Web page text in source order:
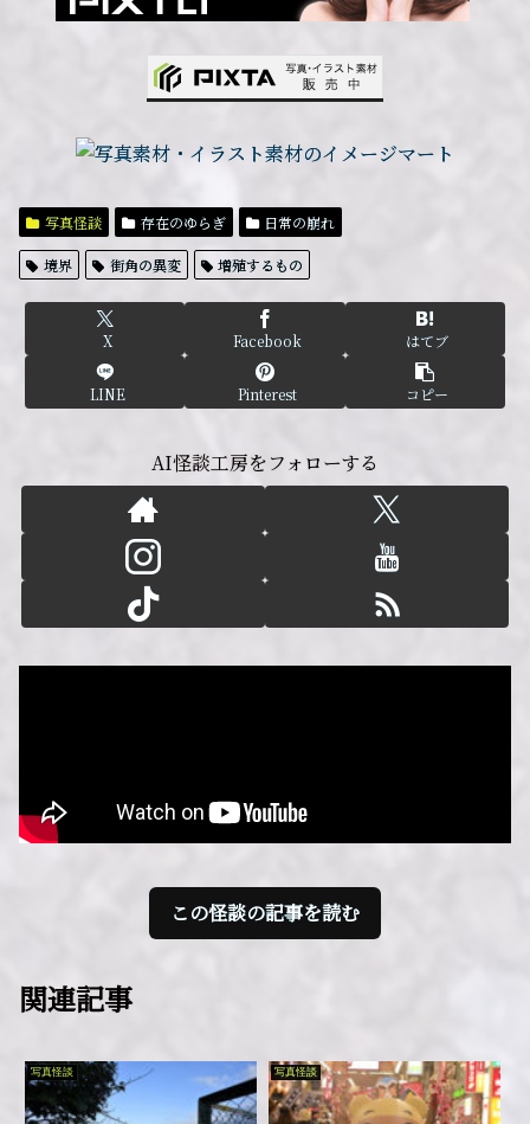
写真怪談 存在のゆらぎ 日常の崩れ
境界 街角の異変 増殖するもの
X Facebook はてブ
LINE Pinterest コピー
AI怪談工房をフォローする
この怪談の記事を読む
関連記事
写真怪談 写真怪談